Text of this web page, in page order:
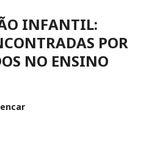
INFANTIL:
POR
NO ENSINO